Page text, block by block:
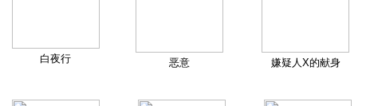
白夜行 恶意 嫌疑人X的献身